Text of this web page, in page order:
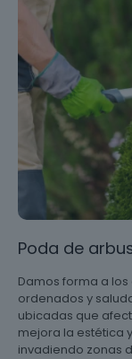
Poda de
Damos forma a
ordenados y
ubicadas que
mejora la estética
invadiendo zonas